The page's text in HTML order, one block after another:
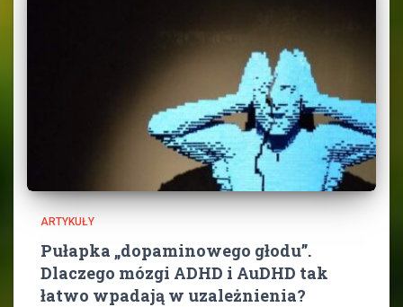
ARTYKUŁY
Pułapka „dopaminowego głodu”.
Dlaczego mózgi ADHD i AuDHD tak
łatwo wpadają w uzależnienia?